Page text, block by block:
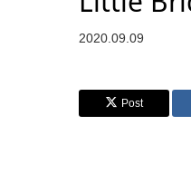
2020.09.09
Post